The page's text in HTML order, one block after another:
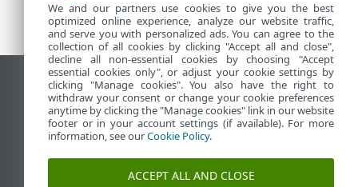
Использовать сайт для ПК
End of Life
База знаний ESET
ESET Status Portal
We and our partners use cookies to give you the best
optimized online experience, analyze our website traffic,
and serve you with personalized ads. You can agree to the
collection of all cookies by clicking "Accept all and close",
decline all non-essential cookies by choosing "Accept
essential cookies only", or adjust your cookie settings by
clicking "Manage cookies". You also have the right to
withdraw your consent or change your cookie preferences
anytime by clicking the "Manage cookies" link in our website
footer or in your account settings (if available). For more
information, see ourCookie Policy.
ACCEPT ALL AND CLOSE